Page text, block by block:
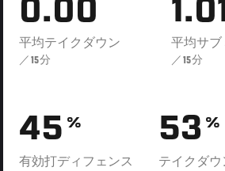
0.00
平均テイクダウン
／15分
平均サブ
／15分
45 %
有効打ディフェンス
53 %
テイクダウ